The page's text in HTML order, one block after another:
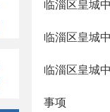
临淄区皇城
临淄区皇城
临淄区皇城
事项